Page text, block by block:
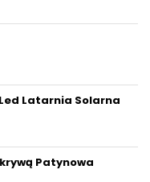
Latarnia Solarna
Patynowa